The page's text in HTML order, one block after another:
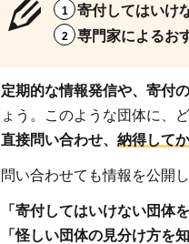
寄付してはいけ
専門家によるお
定期的な情報発信や、寄付
ょう。このような団体に、
直接問い合わせ、 納得して
問い合わせても情報を公開
「寄付してはいけない団体
「怪しい団体の見分け方を